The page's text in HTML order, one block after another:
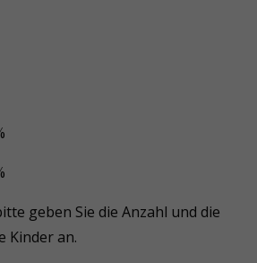
geben Sie die Anzahl und die
Kinder an.